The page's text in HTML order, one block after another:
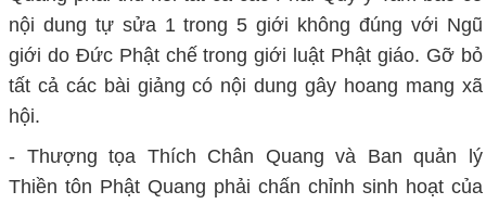
nội dung tự sửa 1 trong 5 giới không đúng với Ngũ
giới do Đức Phật chế trong giới luật Phật giáo. Gỡ bỏ
tất cả các bài giảng có nội dung gây hoang mang xã
hội.
- Thượng tọa Thích Chân Quang và Ban quản lý
Thiền tôn Phật Quang phải chấn chỉnh sinh hoạt của